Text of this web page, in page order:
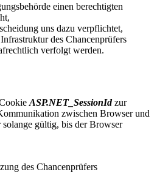
einen berechtigten
uns dazu verpflichtet,
des Chancenprüfers
verfolgt werden.
ASP.NET_SessionIdzur
zwischen Browser und
gültig, bis der Browser
des Chancenprüfers